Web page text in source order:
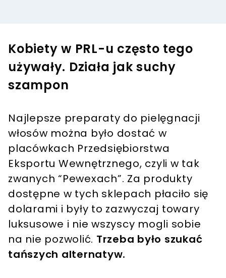
Kobiety w PRL-u często tego
używały. Działa jak suchy
szampon
Najlepsze preparaty do pielęgnacji
włosów można było dostać w
placówkach Przedsiębiorstwa
Eksportu Wewnętrznego, czyli w tak
zwanych “Pewexach”. Za produkty
dostępne w tych sklepach płaciło się
dolarami i były to zazwyczaj towary
luksusowe i nie wszyscy mogli sobie
na nie pozwolić. Trzeba było szukać
tańszych alternatyw.